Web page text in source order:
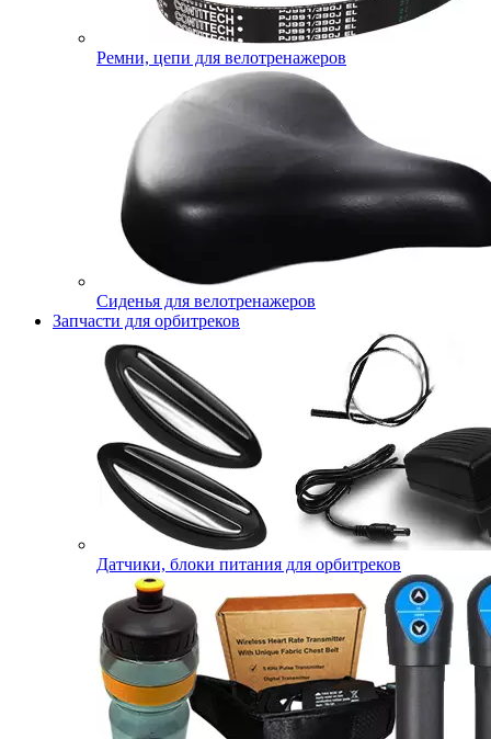
Ремни, цепи для велотренажеров
Сиденья для велотренажеров
Запчасти для орбитреков
Датчики, блоки питания для орбитреков